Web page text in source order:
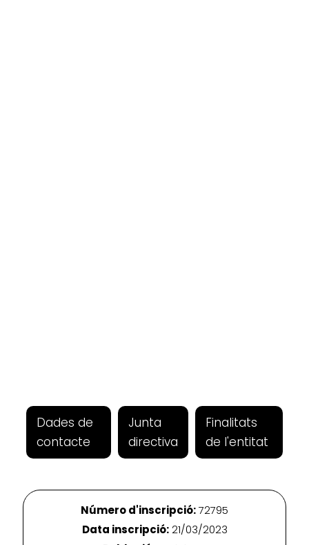
Dades de
contacte
Junta
directiva
Finalitats
de l'entitat
Número d'inscripció:72795
Data inscripció:21/03/2023